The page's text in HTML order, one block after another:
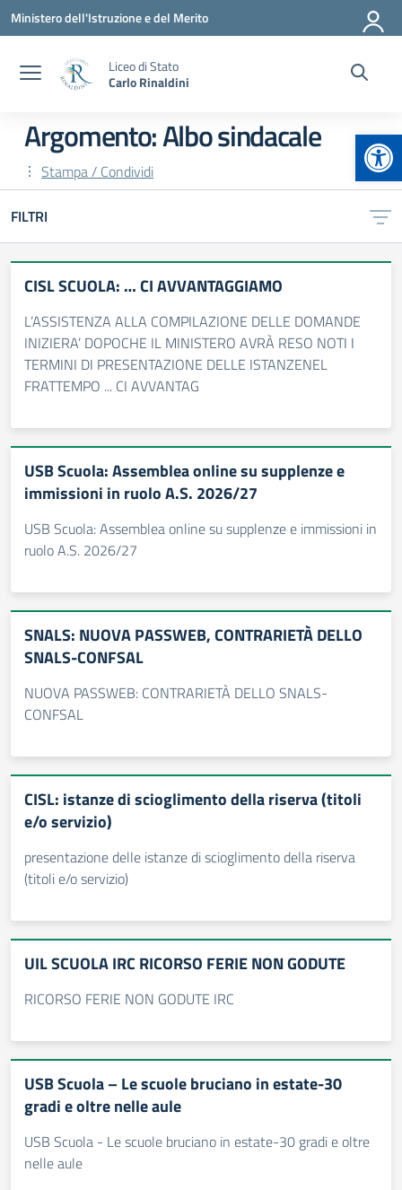
Vai ai contenuti
Vai al menu di navigazione
Vai al footer
Ministero dell'Istruzione e del Merito
Liceo di Stato
Carlo Rinaldini
Argomento: Albo sindacale
Stampa / Condividi
FILTRI
CISL SCUOLA: … CI AVVANTAGGIAMO
L’ASSISTENZA ALLA COMPILAZIONE DELLE DOMANDE
INIZIERA’ DOPOCHE IL MINISTERO AVRÀ RESO NOTI I
TERMINI DI PRESENTAZIONE DELLE ISTANZENEL
FRATTEMPO ... CI AVVANTAG
USB Scuola: Assemblea online su supplenze e
immissioni in ruolo A.S. 2026/27
USB Scuola: Assemblea online su supplenze e immissioni in
ruolo A.S. 2026/27
SNALS: NUOVA PASSWEB, CONTRARIETÀ DELLO
SNALS-CONFSAL
NUOVA PASSWEB: CONTRARIETÀ DELLO SNALS-
CONFSAL
CISL: istanze di scioglimento della riserva (titoli
e/o servizio)
presentazione delle istanze di scioglimento della riserva
(titoli e/o servizio)
UIL SCUOLA IRC RICORSO FERIE NON GODUTE
RICORSO FERIE NON GODUTE IRC
USB Scuola – Le scuole bruciano in estate-30
gradi e oltre nelle aule
USB Scuola - Le scuole bruciano in estate-30 gradi e oltre
nelle aule